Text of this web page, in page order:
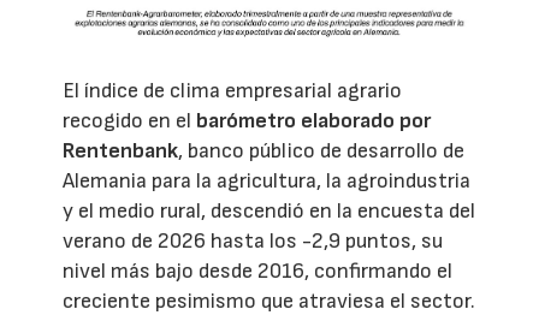
El índice de clima empresarial agrario
recogido en el barómetro elaborado por
Rentenbank, banco público de desarrollo de
Alemania para la agricultura, la agroindustria
y el medio rural, descendió en la encuesta del
verano de 2026 hasta los -2,9 puntos, su
nivel más bajo desde 2016, confirmando el
creciente pesimismo que atraviesa el sector.